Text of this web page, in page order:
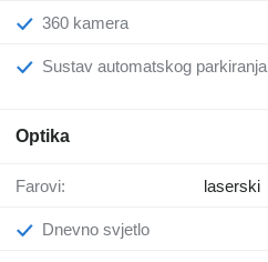
360 kamera
Sustav automatskog parkiranja
Optika
Farovi: laserski
Dnevno svjetlo